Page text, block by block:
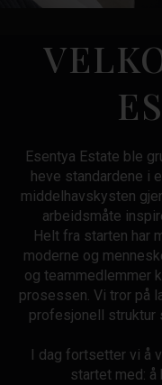
Esentya Estate ble
heve standardene i
middelhavskysten
arbeidsmåte
Helt fra starten har
moderne og
og teammedlemmer
prosessen. Vi tror på
profesjonell struktur
I dag fortsetter vi å
startet med: